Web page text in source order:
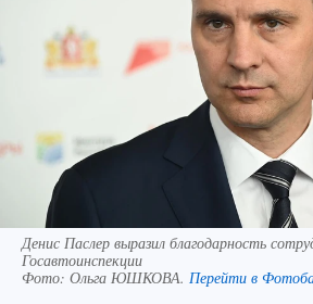
Денис Паслер выразил благодарность
Госавтоинспекции
Фото: Ольга ЮШКОВА. Перейти в